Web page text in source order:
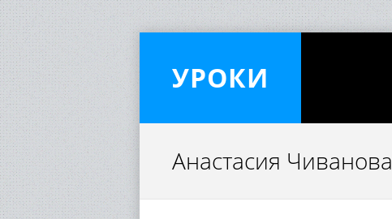
УРОКИ
Анастасия Чиванова